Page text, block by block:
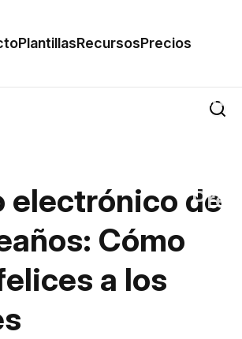
PlantillasRecursosPrecios
electrónico de
Cómo
a los